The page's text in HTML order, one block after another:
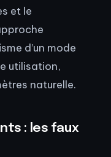
et le
d’un mode
utilisation,
naturelle.
: les faux